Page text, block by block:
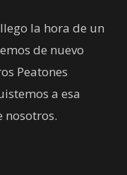
la hora de un
de nuevo
Peatones
a esa
nosotros.